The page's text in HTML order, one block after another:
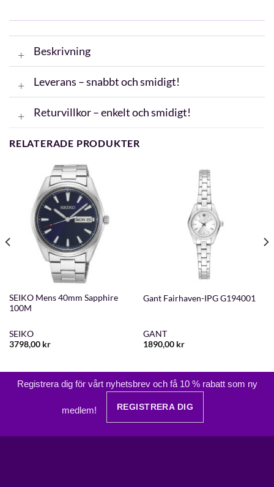
Beskrivning
Leverans – snabbt och smidigt!
Returvillkor – enkelt och smidigt!
RELATERADE PRODUKTER
SEIKO Mens 40mm Sapphire
100M
SEIKO
3798,00 kr
Gant Fairhaven-IPG G194001
GANT
1890,00 kr
Registrera dig för vårt nyhetsbrev och få 10 % rabatt som ny
medlem! REGISTRERA DIG